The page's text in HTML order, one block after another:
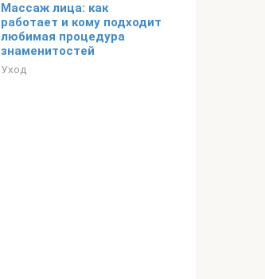
Массаж лица: как
работает и кому подходит
любимая процедура
знаменитостей
Уход